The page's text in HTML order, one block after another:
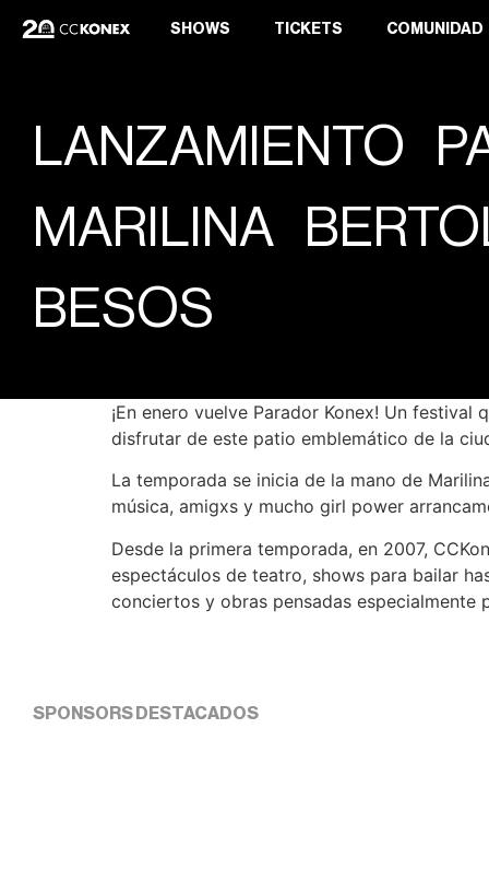
SHOWS TICKETS COMUNIDAD
LANZAMIENTO
MARILINA
BESOS
¡En enero vuelve Parador Konex! Un
disfrutar de este patio emblemático de la
La temporada se inicia de la mano de
música, amigxs y mucho girl power
Desde la primera temporada, en 2007,
espectáculos de teatro, shows para bailar
conciertos y obras pensadas especialmente
SPONSORS DESTACADOS